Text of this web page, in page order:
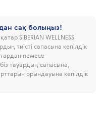
сақ болыңыз!
SIBERIAN WELLNESS
тиісті сапасына кепілдік
немесе
тауардың сапасына,
орындауына кепілдік